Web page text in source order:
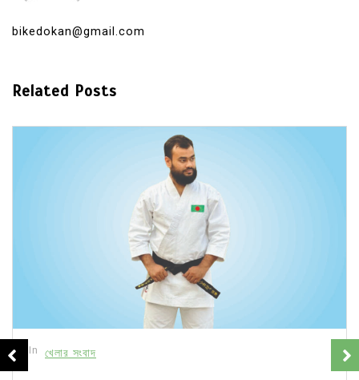
bikedokan@gmail.com
Related Posts
In খেলার সংবাদ